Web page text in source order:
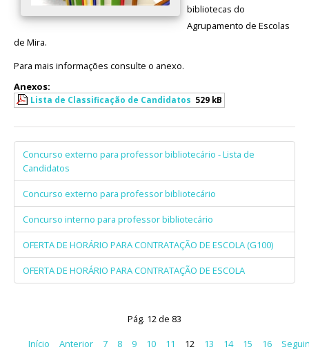
bibliotecas do
Agrupamento de Escolas
de Mira.
Para mais informações consulte o anexo.
Anexos:
Lista de Classificação de Candidatos 529 kB
Concurso externo para professor bibliotecário - Lista de
Candidatos
Concurso externo para professor bibliotecário
Concurso interno para professor bibliotecário
OFERTA DE HORÁRIO PARA CONTRATAÇÃO DE ESCOLA (G100)
OFERTA DE HORÁRIO PARA CONTRATAÇÃO DE ESCOLA
Pág. 12 de 83
Início
Anterior 7 8 9 10 11 12 13 14 15 16